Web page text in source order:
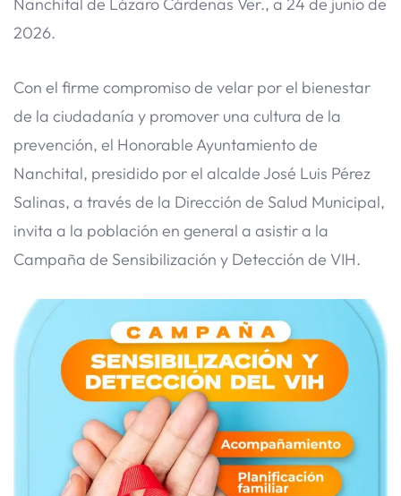
2026.
​Con el firme compromiso de velar por el bienestar
de la ciudadanía y promover una cultura de la
prevención, el Honorable Ayuntamiento de
Nanchital, presidido por el alcalde José Luis Pérez
Salinas, a través de la Dirección de Salud Municipal,
invita a la población en general a asistir a la
Campaña de Sensibilización y Detección de VIH.